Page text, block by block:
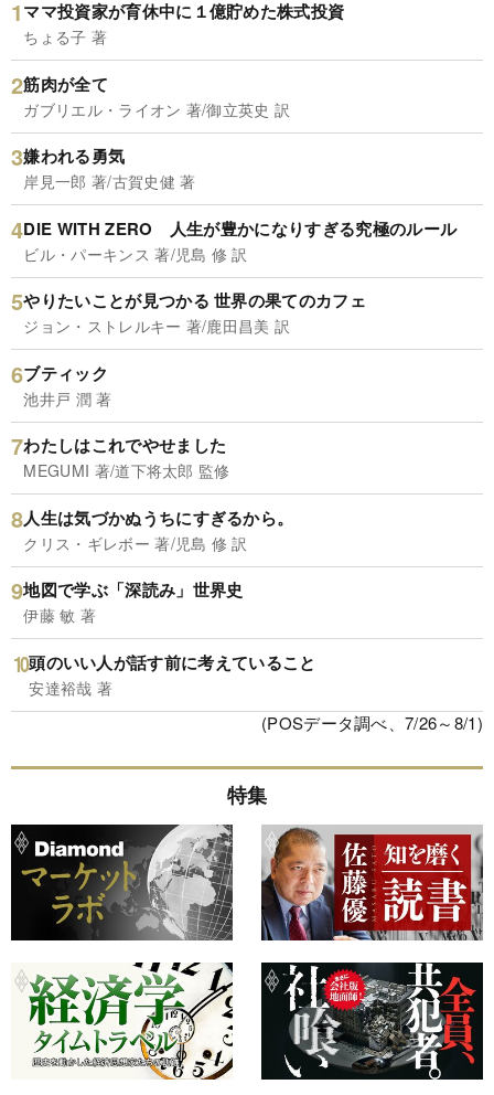
ママ投資家が育休中に１億貯めた株式投資
ちょる子 著
筋肉が全て
ガブリエル・ライオン 著/御立英史 訳
嫌われる勇気
岸見一郎 著/古賀史健 著
DIE WITH ZERO 人生が豊かになりすぎる究極のルール
ビル・パーキンス 著/児島 修 訳
やりたいことが見つかる 世界の果てのカフェ
ジョン・ストレルキー 著/鹿田昌美 訳
ブティック
池井戸 潤 著
わたしはこれでやせました
MEGUMI 著/道下将太郎 監修
人生は気づかぬうちにすぎるから。
クリス・ギレボー 著/児島 修 訳
地図で学ぶ「深読み」世界史
伊藤 敏 著
頭のいい人が話す前に考えていること
安達裕哉 著
(POSデータ調べ、7/26～8/1)
特集